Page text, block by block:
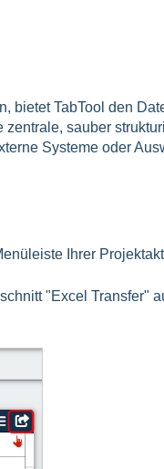
bietet TabTool den
sauber
Systeme oder
Ihrer
"Excel Transfer"